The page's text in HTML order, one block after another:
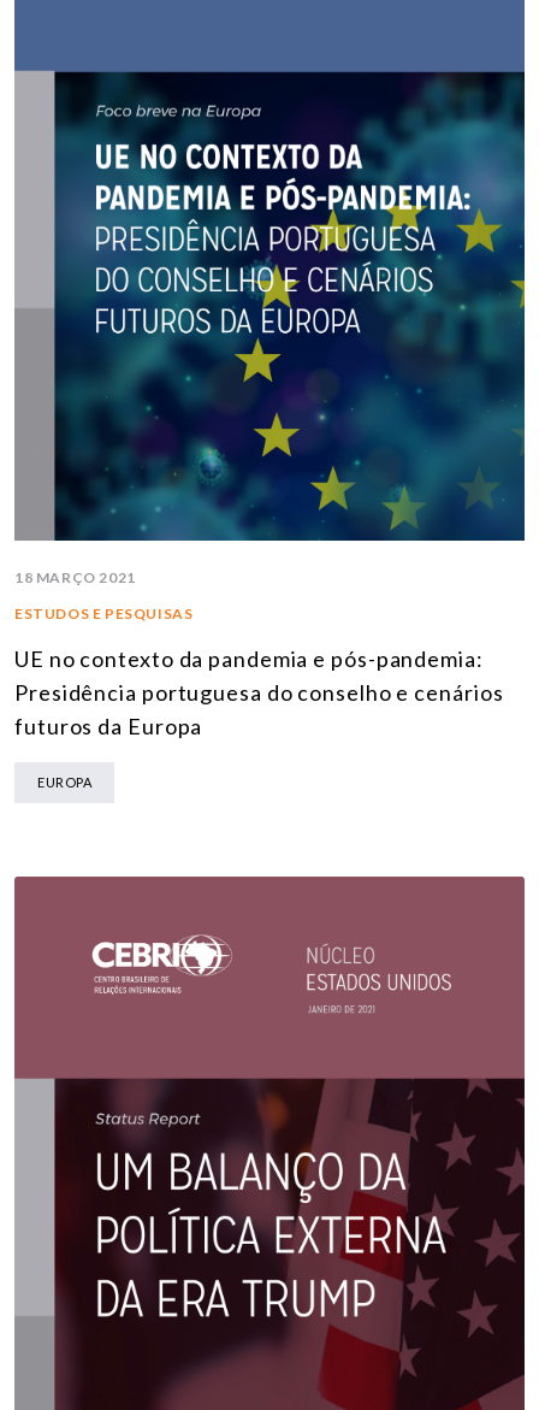
18 MARÇO 2021
ESTUDOS E PESQUISAS
UE no contexto da pandemia e pós-pandemia:
Presidência portuguesa do conselho e cenários
futuros da Europa
EUROPA